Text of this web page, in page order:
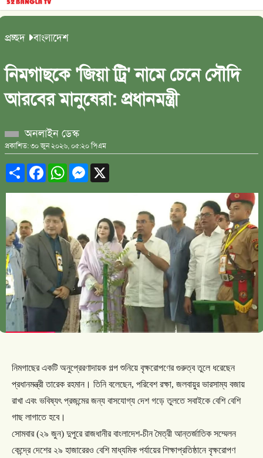
প্রচ্ছদ বাংলাদেশ
নিমগাছকে 'জিয়া ট্রি' নামে চেনে সৌদি
আরবের মানুষেরা: প্রধানমন্ত্রী
অনলাইন ডেস্ক
প্রকাশিত: ৩০ জুন ২০২৬, ০৫:২০ পিএম
ShareFacebookWhatsAppMessenger
নিমগাছের একটি অনুপ্রেরণাদায়ক গল্প শুনিয়ে বৃক্ষরোপণের গুরুত্ব তুলে ধরেছেন
প্রধানমন্ত্রী তারেক রহমান। তিনি বলেছেন, পরিবেশ রক্ষা, জলবায়ুর ভারসাম্য বজায়
রাখা এবং ভবিষ্যৎ প্রজন্মের জন্য বাসযোগ্য দেশ গড়ে তুলতে সবাইকে বেশি বেশি
গাছ লাগাতে হবে।
সোমবার(২৯ জুন) দুপুরে রাজধানীর বাংলাদেশ-চীন মৈত্রী আন্তর্জাতিক সম্মেলন
কেন্দ্রে দেশের ২৯ হাজারেরও বেশি মাধ্যমিক পর্যায়ের শিক্ষাপ্রতিষ্ঠানে বৃক্ষরোপণ